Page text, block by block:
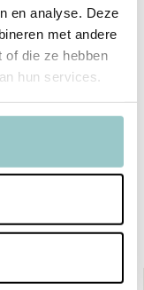
en analyse. Deze
met andere
of die ze hebben
hun services.